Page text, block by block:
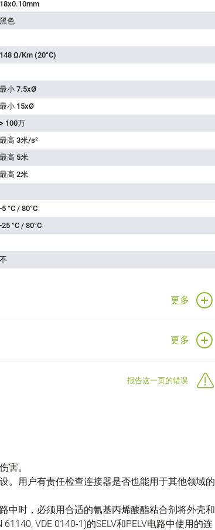
18x0.10mm
黑色
148 Ω/Km (20°C)
最小 7.5xØ
最小 15xØ
> 100万
最高 3米/s²
最高 5米
最高 2米
-5 °C / 80°C
-25 °C / 80°C
不
更多
更多
报告这一页的错误
害。
。用户有责任检查连接器是否也能用于其他领域的
中时，必须用合适的氰基丙烯酸酯粘合剂将外壳和
VDE 0140-1)的SELV和PELV电路中使用的连